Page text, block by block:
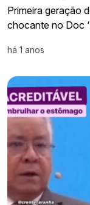
Primeira geração
chocante no Doc
há 1 anos